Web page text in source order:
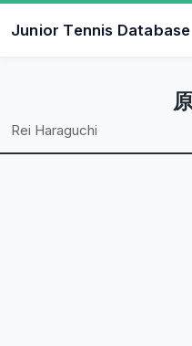
Junior Tennis Database
Rei Haraguchi